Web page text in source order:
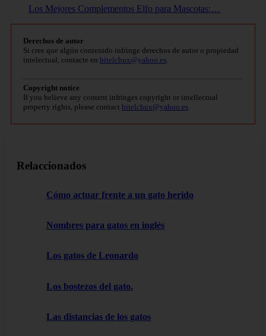
Los Mejores Complementos Elfo para Mascotas:…
Derechos de autor
Si cree que algún contenido infringe derechos de autor o propiedad
intelectual, contacte en bitelchux@yahoo.es.
Copyright notice
If you believe any content infringes copyright or intellectual
property rights, please contact bitelchux@yahoo.es.
Relaccionados
Cómo actuar frente a un gato herido
Nombres para gatos en inglés
Los gatos de Leonardo
Los bostezos del gato.
Las distancias de los gatos